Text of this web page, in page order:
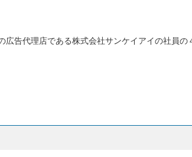
告代理店である株式会社サンケイアイの社員の